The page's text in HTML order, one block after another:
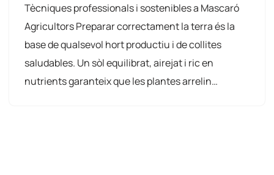
Tècniques professionals i sostenibles a Mascaró
Agricultors Preparar correctament la terra és la
base de qualsevol hort productiu i de collites
saludables. Un sòl equilibrat, airejat i ric en
nutrients garanteix que les plantes arrelin…